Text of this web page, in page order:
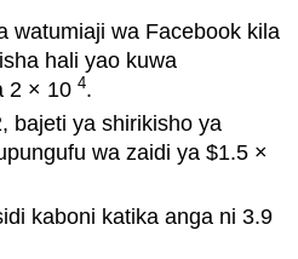
watumiaji wa Facebook kila
hali yao kuwa
2 × 104.
bajeti ya shirikisho ya
wa zaidi ya $1.5 ×
kaboni katika anga ni 3.9